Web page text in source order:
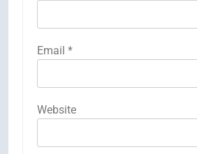
Email *
Website